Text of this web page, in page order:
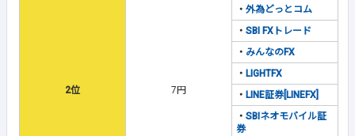
2位 7円
・ 外為どっとコム
・ SBI FXトレード
・ みんなのFX
・ LIGHTFX
・ LINE証券[LINEFX]
・ SBIネオモバイル証
券